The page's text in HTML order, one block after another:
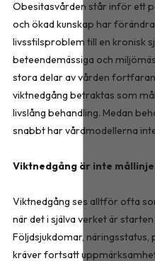
Obesitasvården står inför ett
och ökad kunskap har
livsstilsproblem till en kronisk
beteendemässiga och
stora delar av vården
viktnedgång betraktas som
livslång behandling. Medan
snabbt har vårdmodellerna
Viktnedgång är inte
Viktnedgång ses alltför ofta
när det i själva verket är
Följdsjukdomar, näringsstatus,
kräver fortsatt